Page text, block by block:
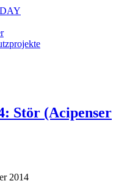
Stör (Acipenser
2014